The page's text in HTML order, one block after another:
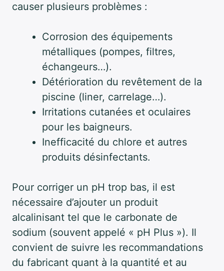
causer plusieurs problèmes :
Corrosion des équipements
métalliques (pompes, filtres,
échangeurs…).
Détérioration du revêtement de la
piscine (liner, carrelage…).
Irritations cutanées et oculaires
pour les baigneurs.
Inefficacité du chlore et autres
produits désinfectants.
Pour corriger un pH trop bas, il est
nécessaire d’ajouter un produit
alcalinisant tel que le carbonate de
sodium (souvent appelé « pH Plus »). Il
convient de suivre les recommandations
du fabricant quant à la quantité et au